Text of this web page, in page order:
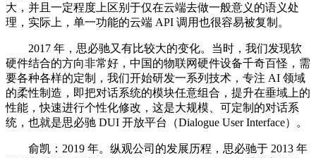
大，并且一定程度上区别于仅在云端去做一般意义的语义处
理，实际上，单一功能的云端 API 调用也很容易被复制。
2017 年，思必驰又有比较大的变化。当时，我们发现软
硬件结合的方向非常好，中国的物联网硬件设备千奇百怪，需
要各种各样的定制，我们开始研发一系列技术，专注 AI 领域
的柔性制造，即把对话系统的模块任意组合，提升在垂域上的
性能，快速进行个性化修改，这是大规模、可定制的对话系
统，也就是思必驰 DUI 开放平台（Dialogue User Interface）。
俞凯：2019 年。纵观公司的发展历程，思必驰于 2013 年